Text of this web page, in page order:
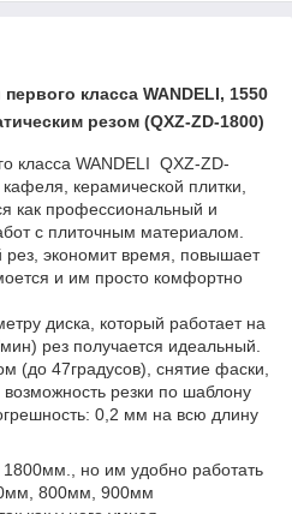
класса WANDELI, 1550
резом (QXZ-ZD-1800)
класса WANDELI QXZ-ZD-
керамической плитки,
как профессиональный и
с плиточным материалом.
экономит время, повышает
и им просто комфортно
диска, который работает на
рез получается идеальный.
(до 47градусов), снятие фаски,
возможность резки по шаблону
0,2 мм на всю длину
но им удобно работать
800мм, 900мм